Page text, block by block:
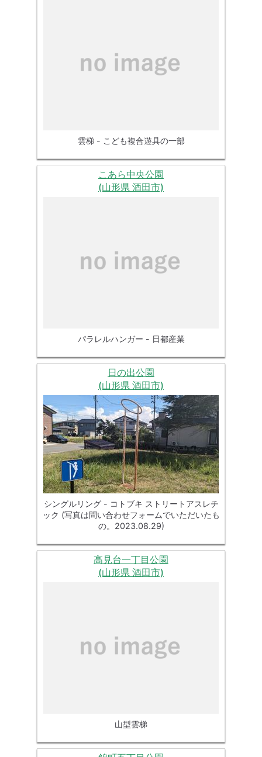
雲梯 - こども複合遊具の一部
こあら中央公園
(山形県 酒田市)
パラレルハンガー - 日都産業
日の出公園
(山形県 酒田市)
シングルリング - コトブキ ストリートアスレチ
ック (写真は問い合わせフォームでいただいたも
の。2023.08.29)
高見台一丁目公園
(山形県 酒田市)
山型雲梯